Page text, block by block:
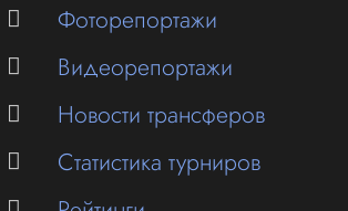
Фоторепортажи
Видеорепортажи
Новости трансферов
Статистика турниров